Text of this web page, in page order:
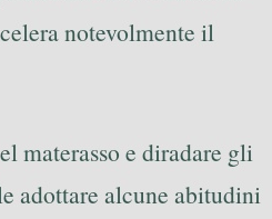
notevolmente il
materasso e diradare gli
adottare alcune abitudini